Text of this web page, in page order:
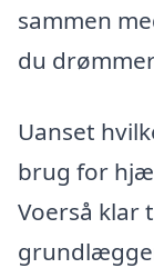
sammen
du
Uanset
brug for
Voerså klar